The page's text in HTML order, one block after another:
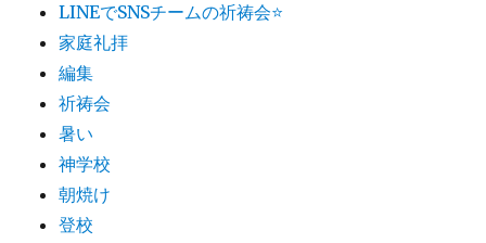
LINEでSNSチームの祈祷会⭐
家庭礼拝
編集
祈祷会
暑い
神学校
朝焼け
登校